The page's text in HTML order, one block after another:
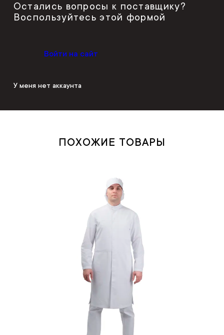
Остались вопросы к поставщику?
Воспользуйтесь этой формой
Войти на сайт
У меня нет аккаунта
ПОХОЖИЕ ТОВАРЫ